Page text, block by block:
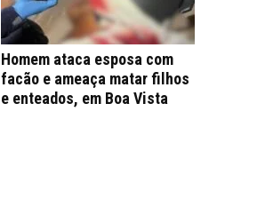
Homem ataca esposa com
facão e ameaça matar filhos
e enteados, em Boa Vista